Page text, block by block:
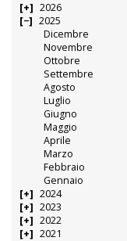
2026
2025
Dicembre
Novembre
Ottobre
Settembre
Agosto
Luglio
Giugno
Maggio
Aprile
Marzo
Febbraio
Gennaio
2024
2023
2022
2021